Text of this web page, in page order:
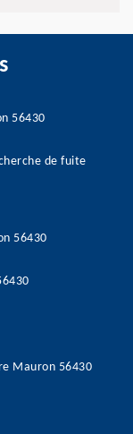
56430
de fuite
56430
Mauron 56430